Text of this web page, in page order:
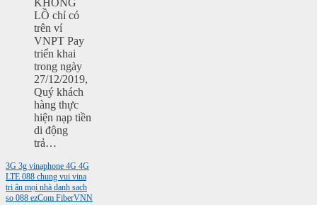
KHỔNG
LỒ chỉ có
trên ví
VNPT Pay
triển khai
trong ngày
27/12/2019,
Quý khách
hàng thực
hiện nạp tiền
di động
trả…
3G 3g vinaphone 4G 4G
LTE 088 chung vui vina
tri ân mọi nhà danh sach
so 088 ezCom FiberVNN